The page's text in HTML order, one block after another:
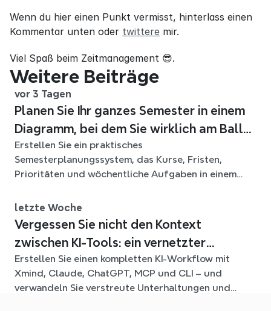
Wenn du hier einen Punkt vermisst, hinterlass einen
Kommentar unten oder twittere mir.
Viel Spaß beim Zeitmanagement 😎.
Weitere Beiträge
vor 3 Tagen
Planen Sie Ihr ganzes Semester in einem
Diagramm, bei dem Sie wirklich am Ball
bleiben
Erstellen Sie ein praktisches
Semesterplanungssystem, das Kurse, Fristen,
Prioritäten und wöchentliche Aufgaben in einem
verbindet.
letzte Woche
Vergessen Sie nicht den Kontext
zwischen KI-Tools: ein vernetzter
Workflow mit Xmind
Erstellen Sie einen kompletten KI-Workflow mit
Xmind, Claude, ChatGPT, MCP und CLI – und
verwandeln Sie verstreute Unterhaltungen und